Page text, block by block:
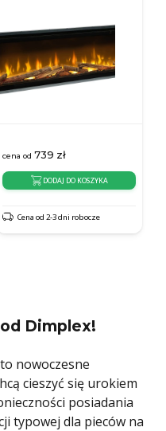
cena od 739 zł
DODAJ DO KOSZYKA
Cena od 2-3 dni robocze
Dimplex!
nowoczesne
cieszyć się urokiem
posiadania
typowej dla pieców na